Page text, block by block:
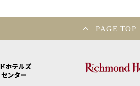
PAGE TOP
ホテルズ
ンター